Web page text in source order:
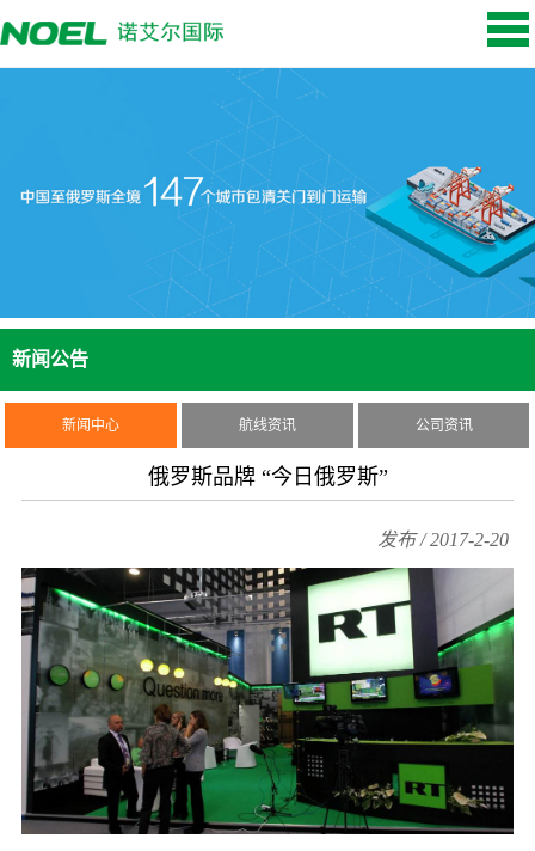
新闻公告
新闻中心 航线资讯 公司资讯
俄罗斯品牌 “今日俄罗斯”
发布 / 2017-2-20